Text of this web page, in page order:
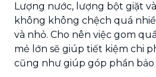
Lượng nước, lượng bột giặt
không không chệch quá
và nhỏ. Cho nên việc gom
mẻ lớn sẽ giúp tiết kiệm chi
cũng như giúp góp phần bảo